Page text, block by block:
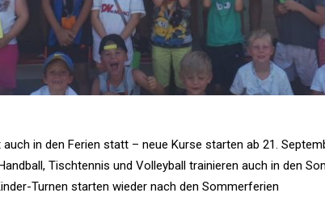
in den Ferien statt – neue Kurse starten ab 21.
Tischtennis und Volleyball trainieren auch in den
Turnen starten wieder nach den Sommerferien